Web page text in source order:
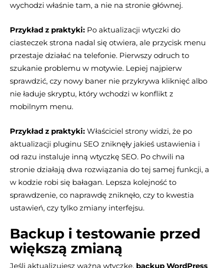
wychodzi właśnie tam, a nie na stronie głównej.
Przykład z praktyki: Po aktualizacji wtyczki do
ciasteczek strona nadal się otwiera, ale przycisk menu
przestaje działać na telefonie. Pierwszy odruch to
szukanie problemu w motywie. Lepiej najpierw
sprawdzić, czy nowy baner nie przykrywa kliknięć albo
nie ładuje skryptu, który wchodzi w konflikt z
mobilnym menu.
Przykład z praktyki: Właściciel strony widzi, że po
aktualizacji pluginu SEO zniknęły jakieś ustawienia i
od razu instaluje inną wtyczkę SEO. Po chwili na
stronie działają dwa rozwiązania do tej samej funkcji, a
w kodzie robi się bałagan. Lepsza kolejność to
sprawdzenie, co naprawdę zniknęło, czy to kwestia
ustawień, czy tylko zmiany interfejsu.
Backup i testowanie przed
większą zmianą
Jeśli aktualizujesz ważną wtyczkę, backup WordPress